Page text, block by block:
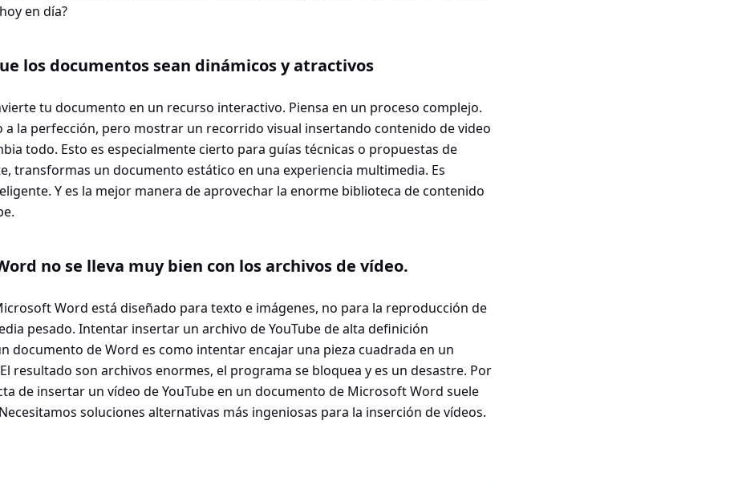
en día?
los documentos sean dinámicos y atractivos
tu documento en un recurso interactivo. Piensa en un proceso complejo.
a la perfección, pero mostrar un recorrido visual insertando contenido de video
todo. Esto es especialmente cierto para guías técnicas o propuestas de
transformas un documento estático en una experiencia multimedia. Es
Y es la mejor manera de aprovechar la enorme biblioteca de contenido
no se lleva muy bien con los archivos de vídeo.
Word está diseñado para texto e imágenes, no para la reproducción de
pesado. Intentar insertar un archivo de YouTube de alta definición
documento de Word es como intentar encajar una pieza cuadrada en un
resultado son archivos enormes, el programa se bloquea y es un desastre. Por
de insertar un vídeo de YouTube en un documento de Microsoft Word suele
soluciones alternativas más ingeniosas para la inserción de vídeos.